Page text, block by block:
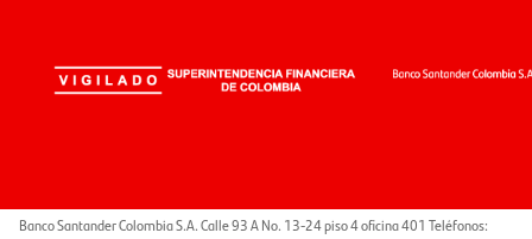
Banco Santander Colombia S.A. Calle 93 A No. 13-24 piso 4 oficina 401 Teléfonos: